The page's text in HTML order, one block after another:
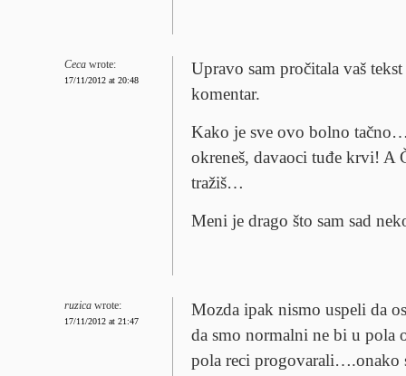
Ceca wrote:
17/11/2012 at 20:48
Upravo sam pročitala vaš
komentar.
Kako je sve ovo bolno
okreneš, davaoci tuđe krvi! A
tražiš…
Meni je drago što sam sad
ruzica wrote:
17/11/2012 at 21:47
Mozda ipak nismo uspeli da
da smo normalni ne bi u pola
pola reci